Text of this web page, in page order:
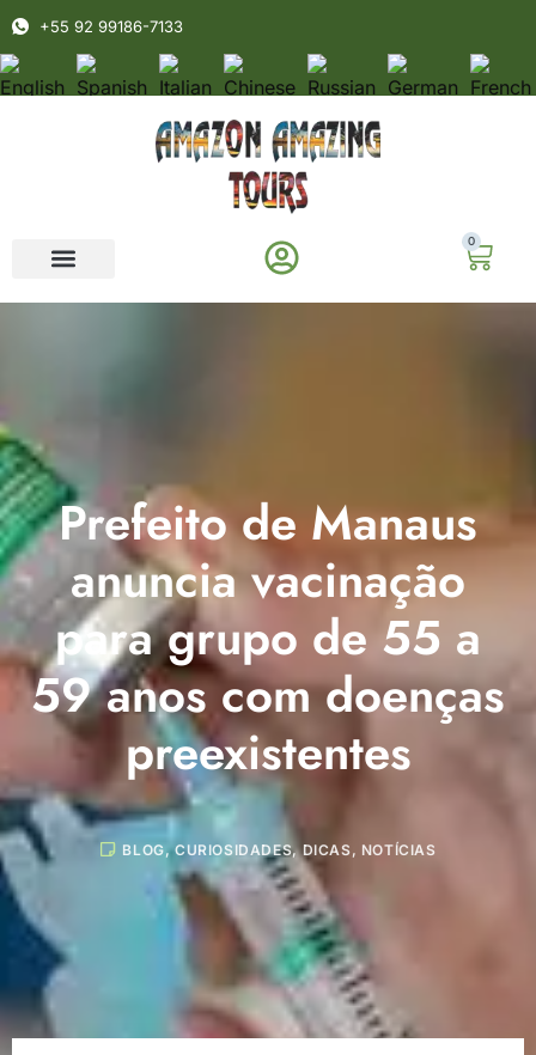
+55 92 99186-7133
0
Prefeito de Manaus
anuncia vacinação
para grupo de 55 a
59 anos com doenças
preexistentes
BLOG,CURIOSIDADES,DICAS, NOTÍCIAS